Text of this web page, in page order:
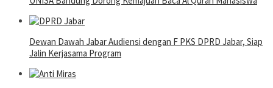
Dewan Dawah Jabar Audiensi dengan F PKS DPRD Jabar, Siap
Jalin Kerjasama Program